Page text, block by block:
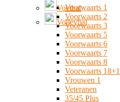
Voetbal
Volleybal
Voorwaarts 1
Voorwaarts 2
Voorwaarts 3
Voorwaarts 5
Voorwaarts 6
Voorwaarts 7
Voorwaarts 8
Voorwaarts 18+1
Vrouwen 1
Veteranen
35/45 Plus